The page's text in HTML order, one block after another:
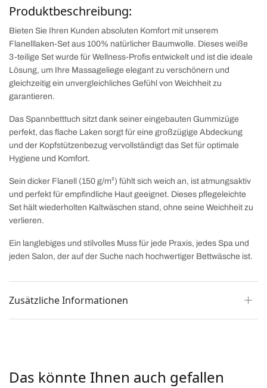
Produktbeschreibung:
Bieten Sie Ihren Kunden absoluten Komfort mit unserem
Flanelllaken-Set aus 100% natürlicher Baumwolle. Dieses weiße
3-teilige Set wurde für Wellness-Profis entwickelt und ist die ideale
Lösung, um Ihre Massageliege elegant zu verschönern und
gleichzeitig ein unvergleichliches Gefühl von Weichheit zu
garantieren.
Das Spannbetttuch sitzt dank seiner eingebauten Gummizüge
perfekt, das flache Laken sorgt für eine großzügige Abdeckung
und der Kopfstützenbezug vervollständigt das Set für optimale
Hygiene und Komfort.
Sein dicker Flanell (150 g/m²) fühlt sich weich an, ist atmungsaktiv
und perfekt für empfindliche Haut geeignet. Dieses pflegeleichte
Set hält wiederholten Kaltwäschen stand, ohne seine Weichheit zu
verlieren.
Ein langlebiges und stilvolles Muss für jede Praxis, jedes Spa und
jeden Salon, der auf der Suche nach hochwertiger Bettwäsche ist.
Zusätzliche Informationen
Das könnte Ihnen auch gefallen